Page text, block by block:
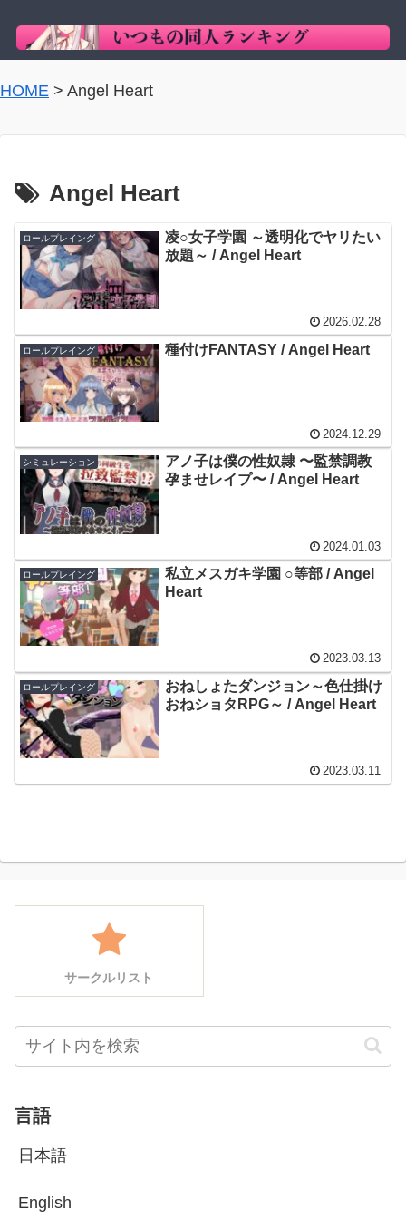
HOME > Angel Heart
Angel Heart
ロールプレイング
凌○女子学園 ～透明化でヤリたい
放題～ / Angel Heart
2026.02.28
ロールプレイング 種付けFANTASY / Angel Heart
2024.12.29
シミュレーション
アノ子は僕の性奴隷 〜監禁調教
孕ませレイプ〜 / Angel Heart
2024.01.03
ロールプレイング
私立メスガキ学園 ○等部 / Angel
Heart
2023.03.13
ロールプレイング
おねしょたダンジョン～色仕掛け
おねショタRPG～ / Angel Heart
2023.03.11
サークルリスト
言語
日本語
English